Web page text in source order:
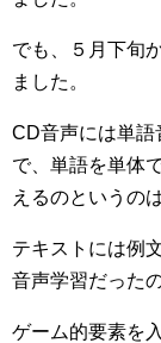
でも、５月下旬
ました。
CD音声には単語
で、単語を単体
えるのというの
テキストには例
音声学習だった
ゲーム的要素を